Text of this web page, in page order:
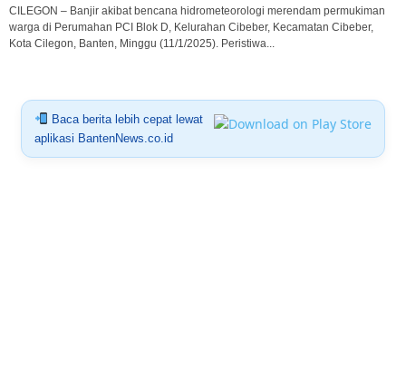
CILEGON – Banjir akibat bencana hidrometeorologi merendam permukiman
warga di Perumahan PCI Blok D, Kelurahan Cibeber, Kecamatan Cibeber,
Kota Cilegon, Banten, Minggu (11/1/2025). Peristiwa...
Baca berita lebih cepat lewat
aplikasi BantenNews.co.id